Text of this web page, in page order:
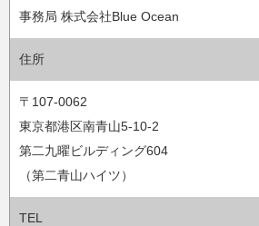
事務局 株式会社Blue Ocean
住所
〒107-0062
東京都港区南青山5-10-2
第二九曜ビルディング604
（第二青山ハイツ）
TEL